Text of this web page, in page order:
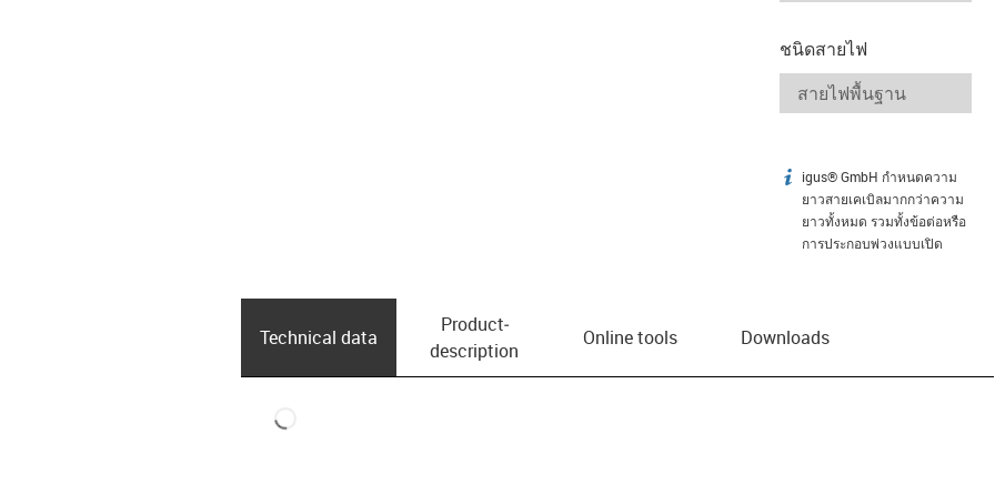
ชนิดสายไฟ
igus-icon-info
igus® GmbH กำหนดความ
ยาวสายเคเบิลมากกว่าความ
ยาวทั้งหมด รวมทั้งข้อต่อหรือ
การประกอบพ่วงแบบเปิด
Technical data
Product­
description
Online tools Downloads